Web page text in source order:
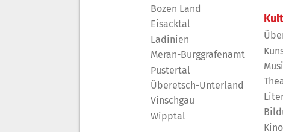
Bozen Land
Eisacktal
Ladinien
Meran-Burggrafenamt
Pustertal
Überetsch-Unterland
Vinschgau
Wipptal